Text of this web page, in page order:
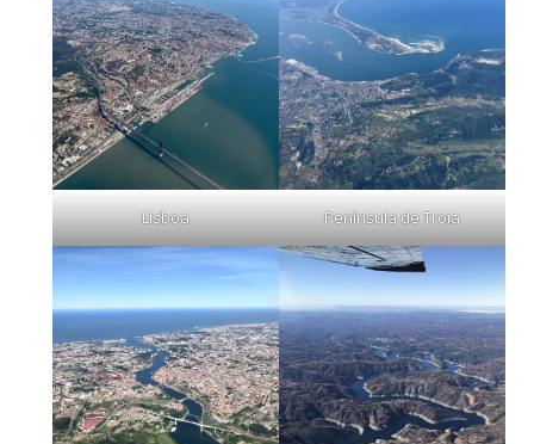
Lisboa Península de Troia